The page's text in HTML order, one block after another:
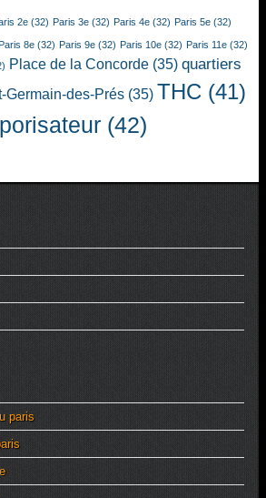
2e (32) Paris 3e (32) Paris 4e (32) Paris 5e (32)
Paris 8e (32) Paris 9e (32) Paris 10e (32) Paris 11e (32)
Place de la Concorde (35) quartiers
Germain-des-Prés (35) THC (41)
(42)
paris